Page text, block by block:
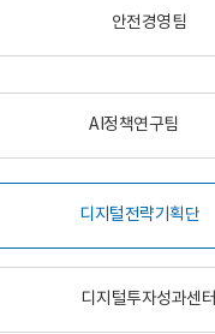
안전경영팀
AI정책연구팀
디지털전략기획단
디지털투자성과센터